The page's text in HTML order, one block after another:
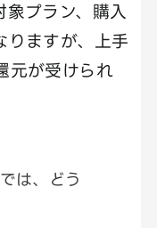
プラン、購入
りますが、上手
元が受けられ
は、どう